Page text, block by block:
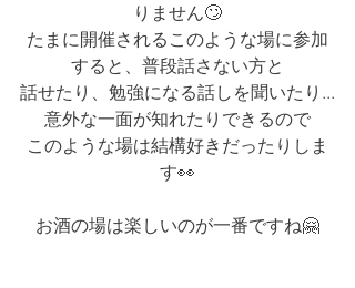
りません🙄
たまに開催されるこのような場に参加
すると、普段話さない方と
話せたり、勉強になる話しを聞いたり...
意外な一面が知れたりできるので
このような場は結構好きだったりしま
す👀
お酒の場は楽しいのが一番ですね🤗